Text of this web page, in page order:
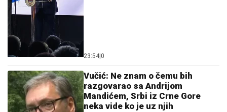
23:54 0
Vučić: Ne znam o čemu bih
razgovarao sa Andrijom
Mandićem, Srbi iz Crne Gore
neka vide ko je uz njih